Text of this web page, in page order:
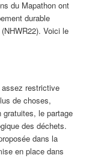
du Mapathon ont
durable
Voici le
assez restrictive
de choses,
gratuites, le partage
des déchets.
dans la
en place dans